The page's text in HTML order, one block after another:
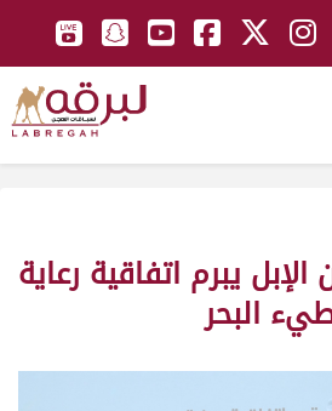
يبرم اتفاقية رعاية
البحر